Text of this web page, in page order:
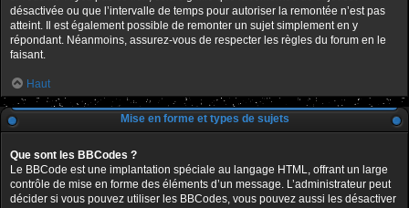
désactivée ou que l’intervalle de temps pour autoriser la remontée n’est pas
atteint. Il est également possible de remonter un sujet simplement en y
répondant. Néanmoins, assurez-vous de respecter les règles du forum en le
faisant.
Haut
Mise en forme et types de sujets
Que sont les BBCodes ?
Le BBCode est une implantation spéciale au langage HTML, offrant un large
contrôle de mise en forme des éléments d’un message. L’administrateur peut
décider si vous pouvez utiliser les BBCodes, vous pouvez aussi les désactiver